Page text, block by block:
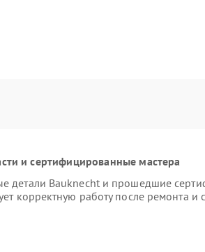
и сертифицированные мастера
детали Bauknecht и прошедшие
корректную работу после ремонта и